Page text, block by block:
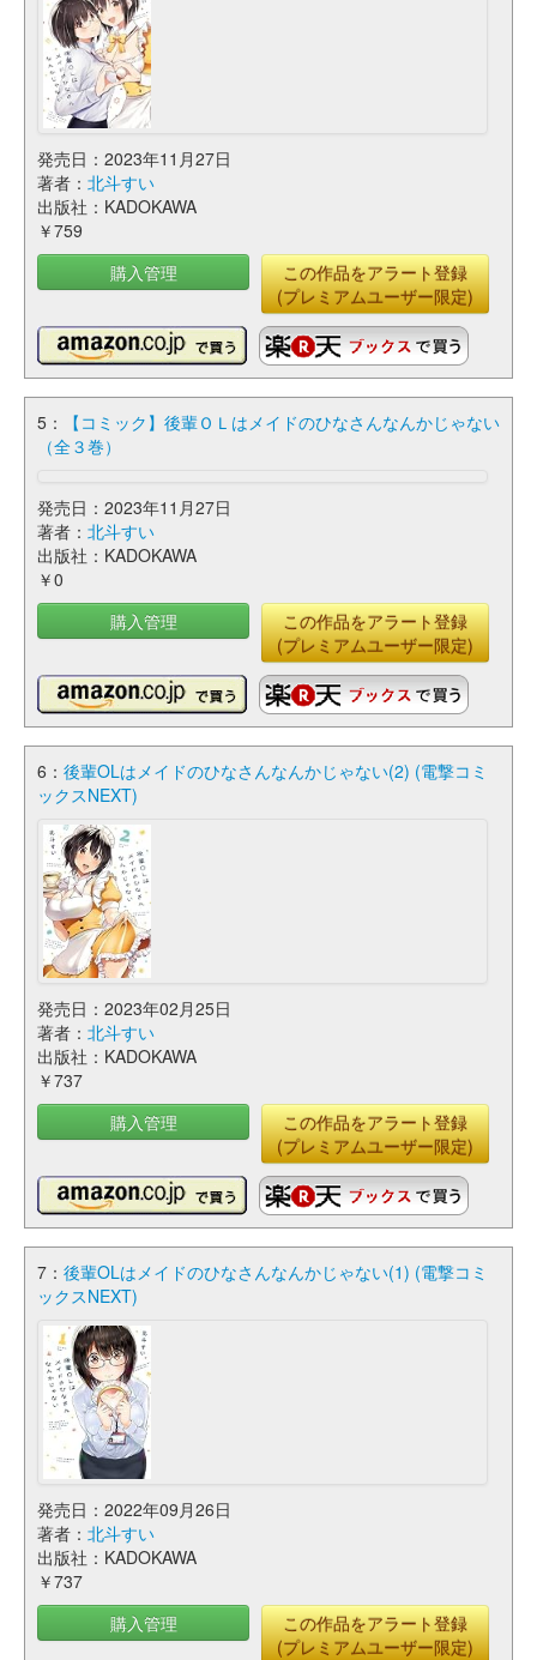
発売日：2023年11月27日
著者： 北斗すい
出版社：KADOKAWA
￥759
購入管理
この作品をアラート登録
(プレミアムユーザー限定)
5：
【コミック】後輩ＯＬはメイドのひなさんなんかじゃない
（全３巻）
発売日：2023年11月27日
著者： 北斗すい
出版社：KADOKAWA
￥0
購入管理
この作品をアラート登録
(プレミアムユーザー限定)
6： 後輩OLはメイドのひなさんなんかじゃない(2) (電撃コミ
ックスNEXT)
発売日：2023年02月25日
著者： 北斗すい
出版社：KADOKAWA
￥737
購入管理
この作品をアラート登録
(プレミアムユーザー限定)
7： 後輩OLはメイドのひなさんなんかじゃない(1) (電撃コミ
ックスNEXT)
発売日：2022年09月26日
著者： 北斗すい
出版社：KADOKAWA
￥737
購入管理
この作品をアラート登録
(プレミアムユーザー限定)